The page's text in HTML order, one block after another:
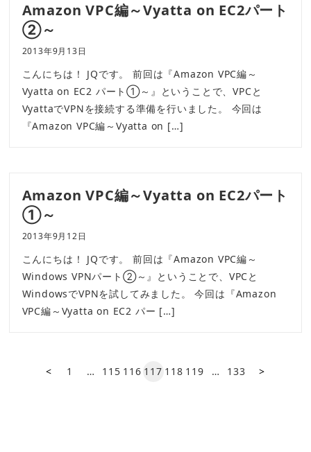
Amazon VPC編～Vyatta on EC2パート
②～
2013年9月13日
こんにちは！ JQです。 前回は『Amazon VPC編～
Vyatta on EC2 パート①～』ということで、VPCと
VyattaでVPNを接続する準備を行いました。 今回は
『Amazon VPC編～Vyatta on […]
Amazon VPC編～Vyatta on EC2パート
①～
2013年9月12日
こんにちは！ JQです。 前回は『Amazon VPC編～
Windows VPNパート②～』ということで、VPCと
WindowsでVPNを試してみました。 今回は『Amazon
VPC編～Vyatta on EC2 パー […]
前の
1 … 115 116 117 118 119 … 133
次の